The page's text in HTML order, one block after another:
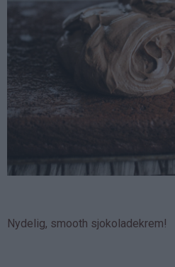
Nydelig, smooth sjokoladekrem!